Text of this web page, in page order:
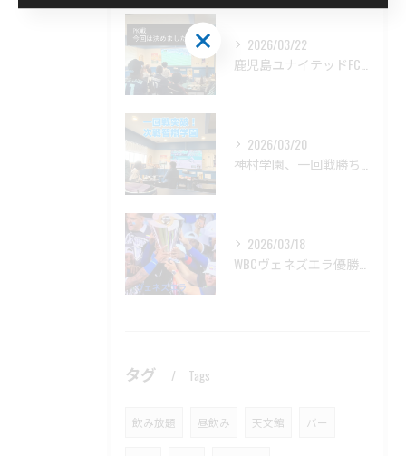
2026/03/22
2026/03/20
2026/03/18
タグ Tags
飲み放題 昼飲み 天文館 バー
ご予約はこちら